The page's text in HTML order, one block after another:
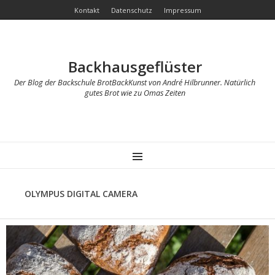
Kontakt Datenschutz Impressum
Backhausgeflüster
Der Blog der Backschule BrotBackKunst von André Hilbrunner. Natürlich
gutes Brot wie zu Omas Zeiten
MENU
OLYMPUS DIGITAL CAMERA